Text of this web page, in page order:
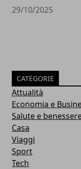
29/10/2025
CATEGORIE
Attualità
Economia e
Salute e
Casa
Viaggi
Sport
Tech